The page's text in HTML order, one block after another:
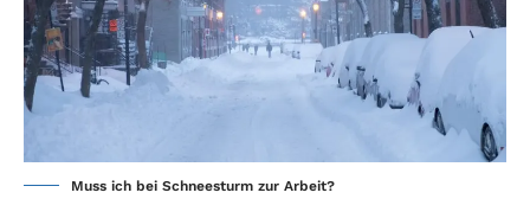
Muss ich bei Schneesturm zur Arbeit?